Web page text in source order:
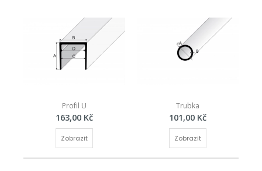
Profil U
163,00 Kč
Zobrazit
Trubka
101,00 Kč
Zobrazit